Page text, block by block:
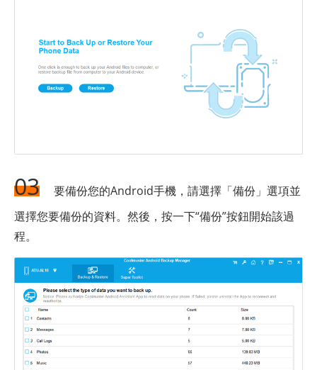
03
要備份您的Android手機，請選擇「備份」選項並
選擇您要備份的資料。然後，按一下“備份”按鈕開始該過
程。